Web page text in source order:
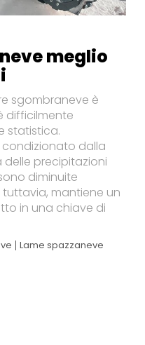
meglio
sgombraneve è
difficilmente
statistica.
condizionato dalla
precipitazioni
diminuite
tuttavia, mantiene un
in una chiave di
Lame spazzaneve